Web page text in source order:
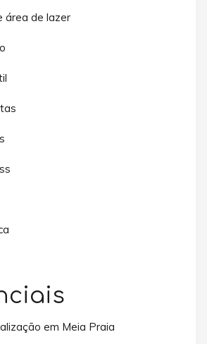
área de lazer
em Meia Praia